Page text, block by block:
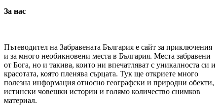
За нас
Пътеводител на Забравената България е сайт за приключения
и за много необикновени места в България. Места забравени
от Бога, но и такива, които ни впечатляват с уникалноста си и
красотата, която пленява сърцата. Тук ще откриете много
полезна информация относно географски и природни обекти,
истински човешки истории и голямо количество снимков
материал.